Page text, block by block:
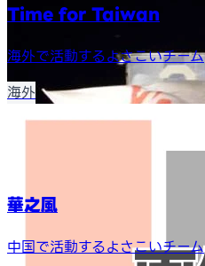
Time for Taiwan
海外で活動するよさこいチーム
海外
華之風
中国で活動するよさこいチーム